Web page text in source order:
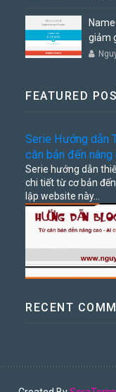
giảm
FEATURED
Serie Hướng dẫn
căn bản đến nâng
Serie hướng dẫn
chi tiết từ cơ bản
lập website này...
RECENT